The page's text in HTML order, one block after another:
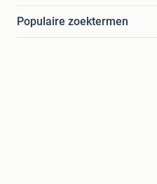
Populaire zoektermen